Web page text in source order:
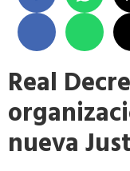
Real
nueva